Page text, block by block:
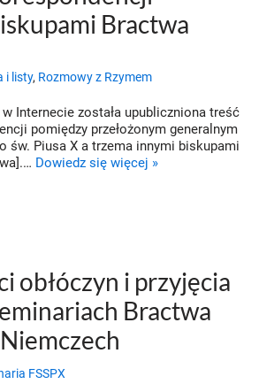
Bractwa
i listy, Rozmowy z Rzymem
Internecie została upubliczniona treść
pomiędzy przełożonym generalnym
św. Piusa X a trzema innymi biskupami
Dowiedz się więcej »
obłóczyn i przyjęcia
Bractwa
FSSPX